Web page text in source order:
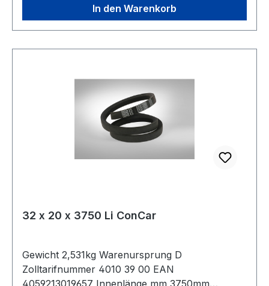
In den Warenkorb
32 x 20 x 3750 Li ConCar
Gewicht 2,531kg Warenursprung D
Zolltarifnummer 4010 39 00 EAN
4059213019657 Innenlänge mm 3750mm